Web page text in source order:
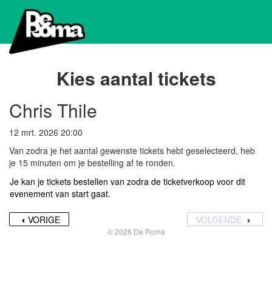
Kies aantal tickets
Chris Thile
12 mrt. 2026 20:00
Van zodra je het aantal gewenste tickets hebt geselecteerd, heb
je 15 minuten om je bestelling af te ronden.
Je kan je tickets bestellen van zodra de ticketverkoop voor dit
evenement van start gaat.
VORIGE VOLGENDE
© 2026 De Roma